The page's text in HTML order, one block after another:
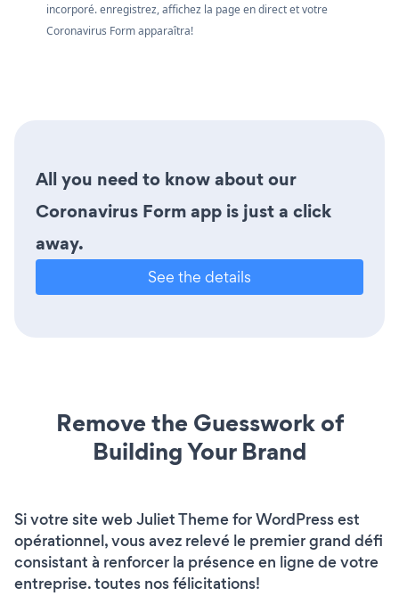
incorporé. enregistrez, affichez la page en direct et votre
Coronavirus Form apparaîtra!
All you need to know about our
Coronavirus Form app is just a click
away.
See the details
Remove the Guesswork of
Building Your Brand
Si votre site web Juliet Theme for WordPress est
opérationnel, vous avez relevé le premier grand défi
consistant à renforcer la présence en ligne de votre
entreprise. toutes nos félicitations!